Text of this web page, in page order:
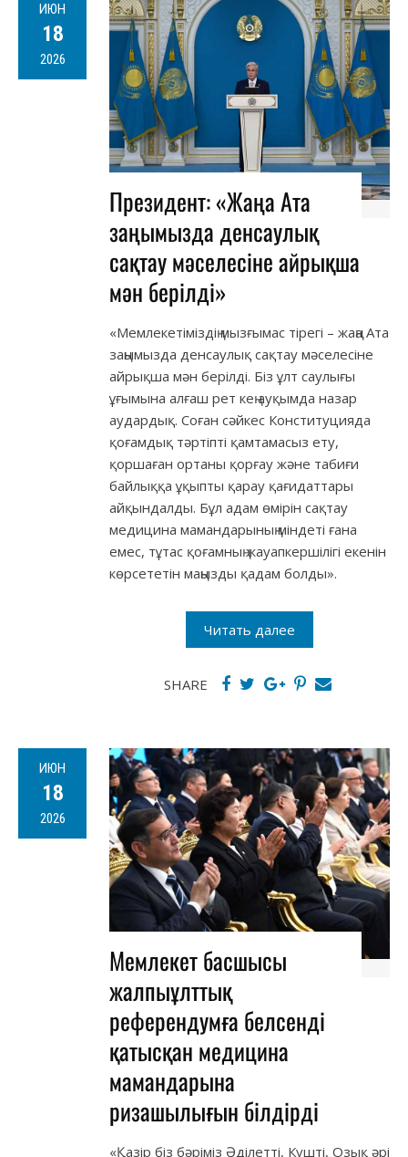
ИЮН
18
2026
Президент: «Жаңа Ата
заңымызда денсаулық
сақтау мәселесіне айрықша
мән берілді»
«Мемлекетіміздің мызғымас тірегі – жаңа Ата
заңымызда денсаулық сақтау мәселесіне
айрықша мән берілді. Біз ұлт саулығы
ұғымына алғаш рет кең ауқымда назар
аудардық. Соған сәйкес Конституцияда
қоғамдық тәртіпті қамтамасыз ету,
қоршаған ортаны қорғау және табиғи
байлыққа ұқыпты қарау қағидаттары
айқындалды. Бұл адам өмірін сақтау
медицина мамандарының міндеті ғана
емес, тұтас қоғамның жауапкершілігі екенін
көрсететін маңызды қадам болды».
Читать далее
SHARE
ИЮН
18
2026
Мемлекет басшысы
жалпыұлттық
референдумға белсенді
қатысқан медицина
мамандарына
ризашылығын білдірді
«Қазір біз бәріміз Әділетті, Күшті, Озық әрі